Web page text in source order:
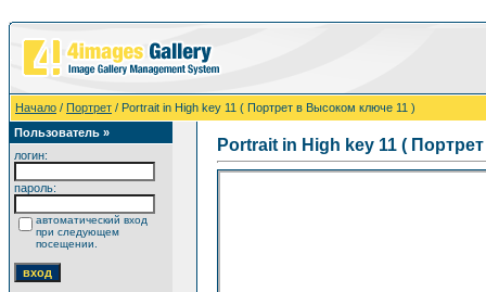
Начало / Портрет / Portrait in High key 11 ( Портрет в Высоком ключе 11 )
Пользователь »
логин:
пароль:
автоматический вход
при следующем
посещении.
Portrait in High key 11 (